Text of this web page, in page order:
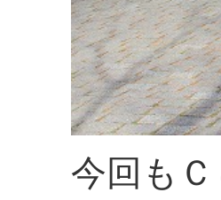
今回も